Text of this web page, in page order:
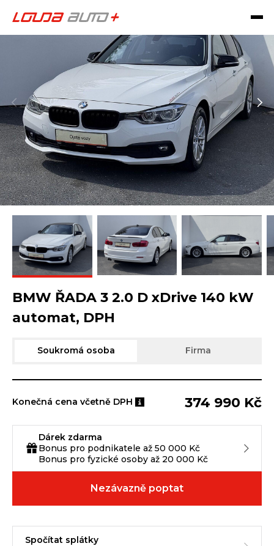
BMW ŘADA 3 2.0 D xDrive 140 kW
automat, DPH
Soukromá osoba Firma
Konečná cena včetně DPH 374 990 Kč
Dárek zdarma
Bonus pro podnikatele až 50 000 Kč
Bonus pro fyzické osoby až 20 000 Kč
Nezávazně poptat
Spočítat splátky